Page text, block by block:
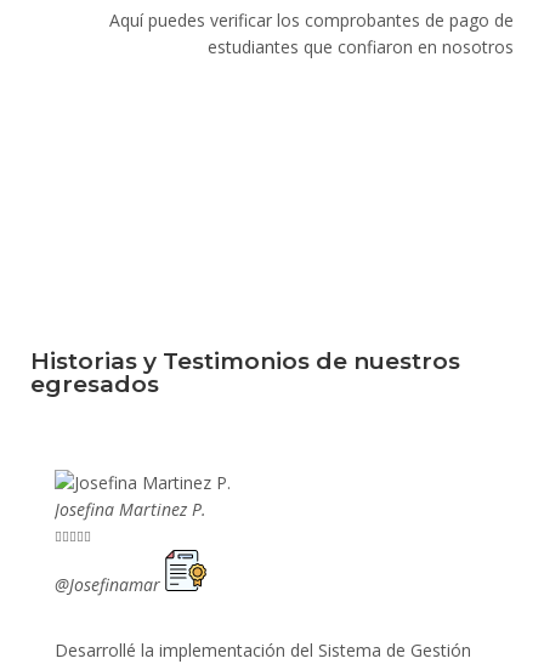
Aquí puedes verificar los comprobantes de pago de
estudiantes que confiaron en nosotros
Historias y Testimonios de nuestros
egresados
Josefina Martinez P.

@Josefinamar
Desarrollé la implementación del Sistema de Gestión